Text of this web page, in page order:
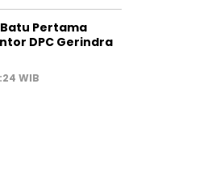
Pertama
DPC Gerindra
WIB